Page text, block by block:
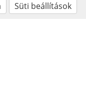
Süti beállítások